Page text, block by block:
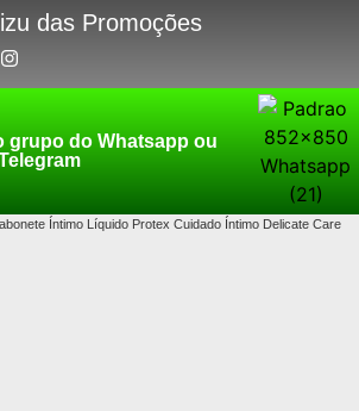
das Promoções
grupo do Whatsapp ou
Íntimo Líquido Protex Cuidado Íntimo Delicate Care